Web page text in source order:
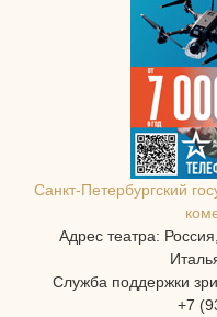
Санкт-Петербургcкий
Адрес театра:
Служба поддержки
+7